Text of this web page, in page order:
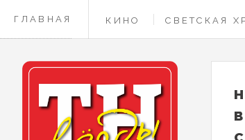
ГЛАВНАЯ КИНО СВЕТСКАЯ
КОНТАКТЫ